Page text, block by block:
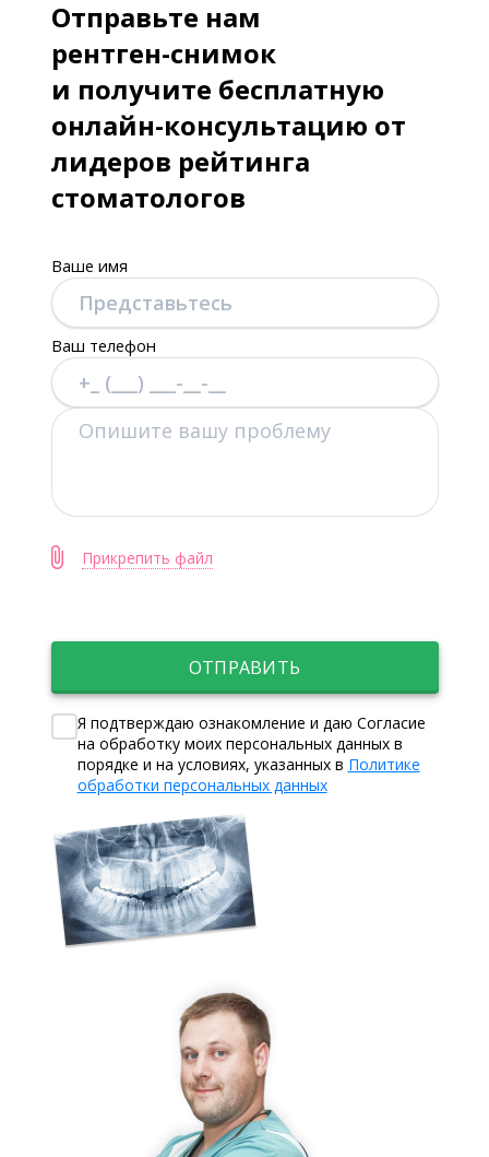
Отправьте нам
рентген-снимок
и получите бесплатную
онлайн-консультацию от
лидеров рейтинга
стоматологов
Ваше имя
Ваш телефон
Прикрепить файл
ОТПРАВИТЬ
Я подтверждаю ознакомление и даю Согласие
на обработку моих персональных данных в
порядке и на условиях, указанных в Политике
обработки персональных данных